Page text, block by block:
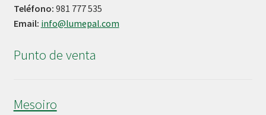
Teléfono: 981 777 535
Email: info@lumepal.com
Punto de venta
Mesoiro